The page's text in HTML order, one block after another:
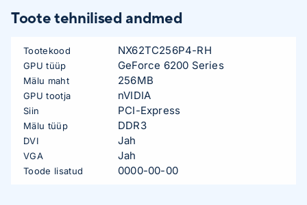
Toote tehnilised andmed
Tootekood NX62TC256P4-RH
GPU tüüp GeForce 6200 Series
Mälu maht 256MB
GPU tootja nVIDIA
Siin PCI-Express
Mälu tüüp DDR3
DVI Jah
VGA Jah
Toode lisatud 0000-00-00